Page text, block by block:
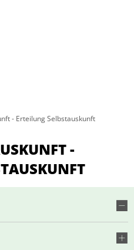
- Erteilung Selbstauskunft
-